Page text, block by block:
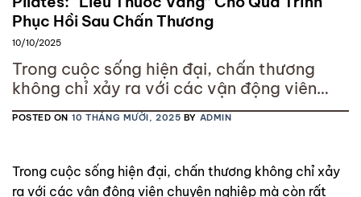
Phục Hồi Sau Chấn Thương
10/10/2025
Trong cuộc sống hiện đại, chấn thương
không chỉ xảy ra với các vận động viên
chuyên nghiệp mà còn rất phổ biến ở người
bình thường. Từ việc ngồi sai tư thế, làm
các tai nạn thể thao – tất cả đều có thể
khiến
POSTED ON 10 THÁNG MƯỜI, 2025 BY ADMIN
Trong cuộc sống hiện đại, chấn thương không chỉ xảy
ra với các vận động viên chuyên nghiệp mà còn rất